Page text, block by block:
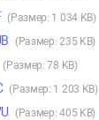
(Размер: 1 034 KB)
(Размер: 235 KB)
(Размер: 78 KB)
(Размер: 1 203 KB)
(Размер: 405 KB)